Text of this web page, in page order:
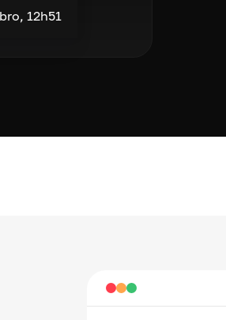
12h51